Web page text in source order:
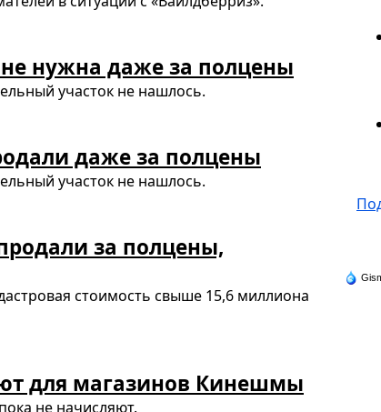
нужна даже за полцены
участок не нашлось.
даже за полцены
участок не нашлось.
за полцены,
стоимость свыше 15,6 миллиона
для магазинов Кинешмы
не начисляют.